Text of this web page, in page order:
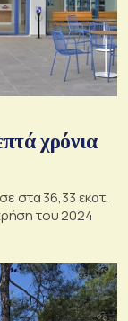
χρόνια
στα 36,33 εκατ.
του 2024